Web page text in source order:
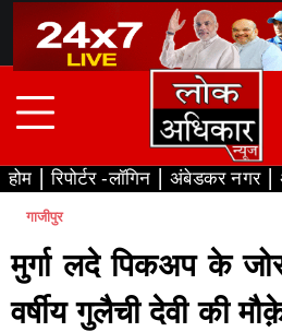
content
होम रिपोर्टर -लॉगिन अंबेडकर नगर
गाजीपुर
मुर्गा लदे पिकअप के
वर्षीय गुलैची देवी की